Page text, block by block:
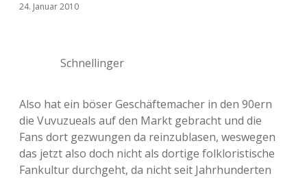
24. Januar 2010
Schnellinger
Also hat ein böser Geschäftemacher in den 90ern
die Vuvuzueals auf den Markt gebracht und die
Fans dort gezwungen da reinzublasen, weswegen
das jetzt also doch nicht als dortige folkloristische
Fankultur durchgeht, da nicht seit Jahrhunderten